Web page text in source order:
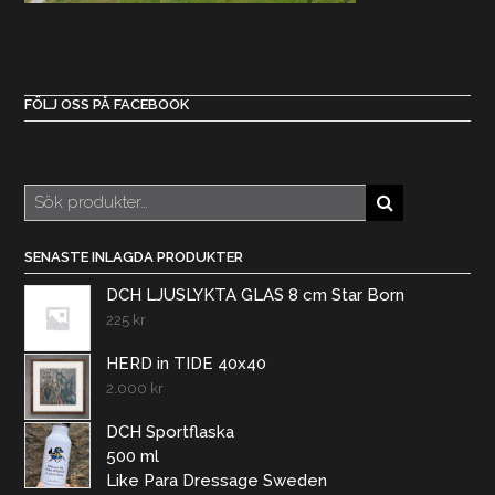
FÖLJ OSS PÅ FACEBOOK
Sök
efter:
SENASTE INLAGDA PRODUKTER
DCH LJUSLYKTA GLAS 8 cm Star Born
225 kr
HERD in TIDE 40x40
2.000 kr
DCH Sportflaska
500 ml
Like Para Dressage Sweden